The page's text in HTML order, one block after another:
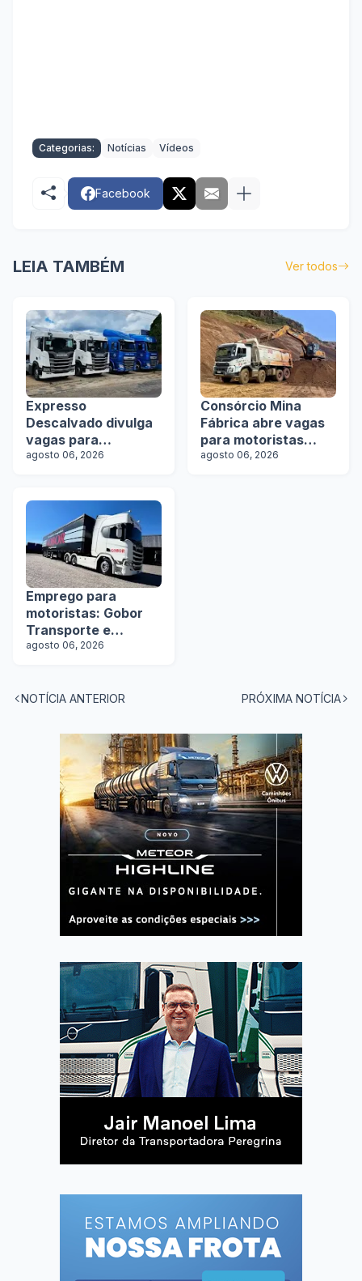
Categorias: Notícias Vídeos
Facebook
LEIA TAMBÉM Ver todos
Expresso
Descalvado divulga
vagas para
motoristas
agosto 06, 2026
Consórcio Mina
Fábrica abre vagas
para motoristas
categoria D
agosto 06, 2026
Emprego para
motoristas: Gobor
Transporte e
Logística abre vagas
agosto 06, 2026
NOTÍCIA ANTERIOR PRÓXIMA NOTÍCIA